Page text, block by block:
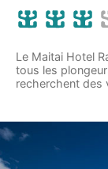
Le Maitai Hotel
tous les
recherchent des